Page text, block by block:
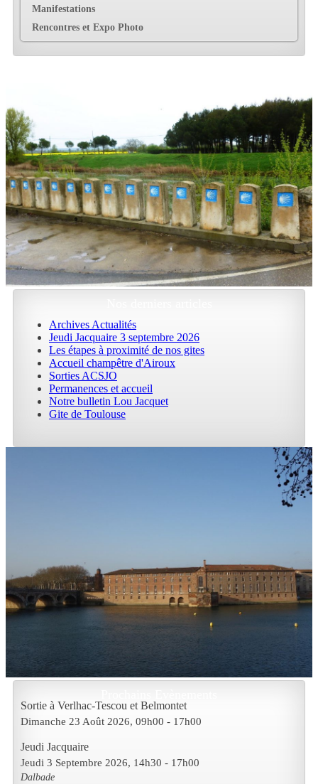
Manifestations
Rencontres et Expo Photo
Archives Actualités
Jeudi Jacquaire 3 septembre 2026
Les étapes à proximité de nos gites
Accueil champêtre d'Airoux
Sorties ACSJO
Permanences et accueil
Notre bulletin Lou Jacquet
Gite de Toulouse
Sortie à Verlhac-Tescou et Belmontet
Dimanche 23 Août 2026, 09h00 - 17h00
Jeudi Jacquaire
Jeudi 3 Septembre 2026, 14h30 - 17h00
Dalbade